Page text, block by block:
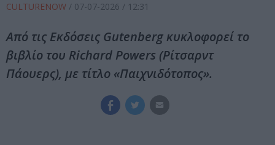
CULTURENOW / 07-07-2026 / 12:31
Από τις Εκδόσεις Gutenberg κυκλοφορεί το
βιβλίο του Richard Powers (Ρίτσαρντ
Πάουερς), με τίτλο «Παιχνιδότοπος».